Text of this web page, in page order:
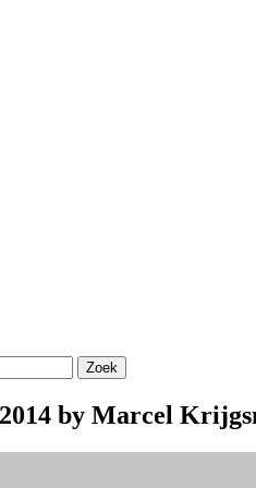
Zoek
by Marcel